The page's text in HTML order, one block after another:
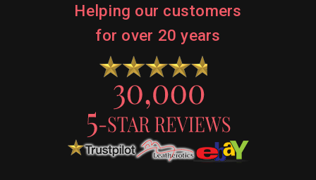
Helping our customers
for over 20 years